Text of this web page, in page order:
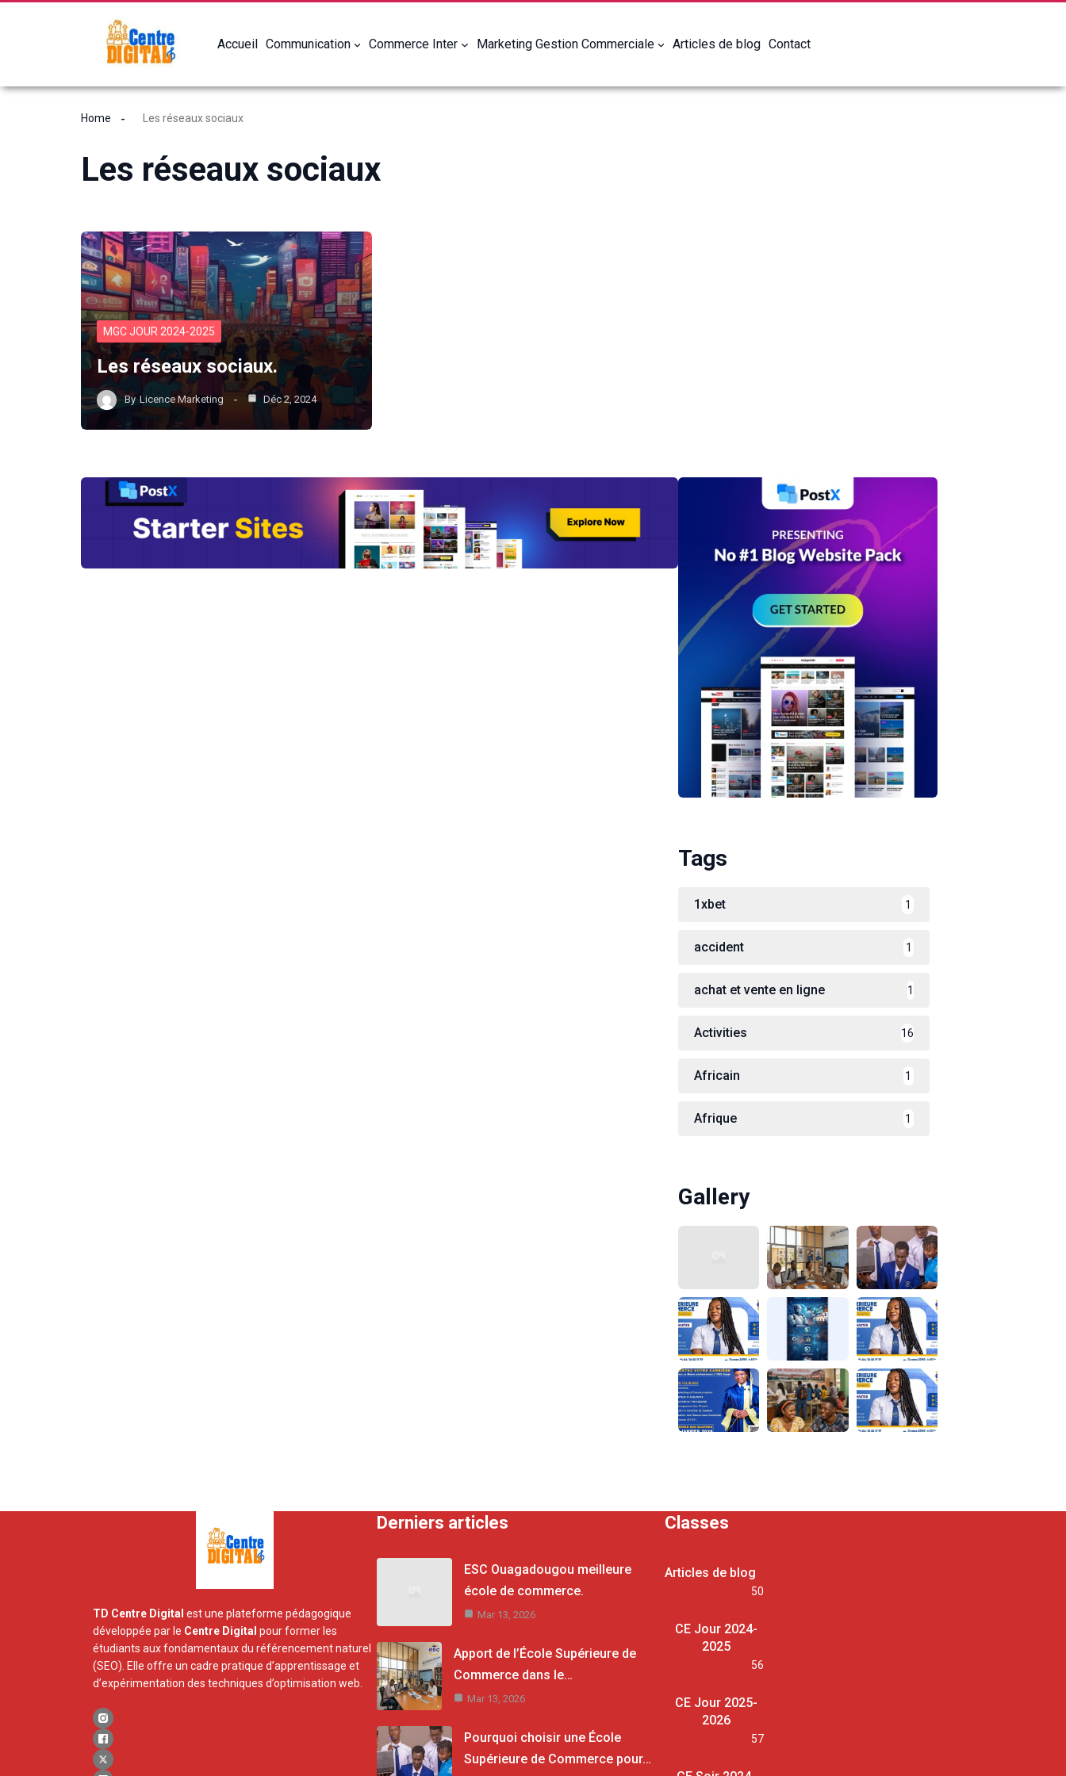
Accueil Communication Commerce Inter Marketing Gestion Commerciale Articles de blog Contact
Home Les réseaux sociaux
Les réseaux sociaux
MGC JOUR 2024-2025
Les réseaux sociaux.
By Licence Marketing Déc 2, 2024
Tags
1xbet 1
accident 1
achat et vente en ligne 1
Activities 16
Africain 1
Afrique 1
Gallery
TD Centre Digital est une plateforme pédagogique
développée par le Centre Digital pour former les
étudiants aux fondamentaux du référencement naturel
(SEO). Elle offre un cadre pratique d’apprentissage et
d’expérimentation des techniques d’optimisation web.
Derniers articles
ESC Ouagadougou meilleure
école de commerce.
Mar 13, 2026
Apport de l’École Supérieure de
Commerce dans le…
Mar 13, 2026
Pourquoi choisir une École
Supérieure de Commerce pour…
Classes
Articles de blog
50
CE Jour 2024-
2025
56
CE Jour 2025-
2026
57